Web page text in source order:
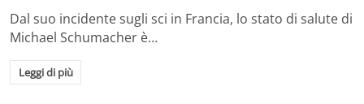
Dal suo incidente sugli sci in Francia, lo stato di salute di
Michael Schumacher è…
Leggi di più